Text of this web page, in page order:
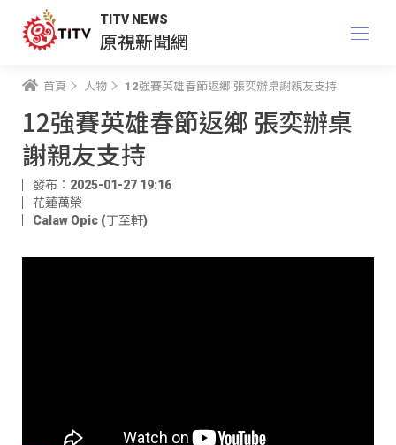
TITV NEWS
原視新聞網
首頁 人物 12強賽英雄春節返鄉 張奕辦桌謝親友支持
12強賽英雄春節返鄉 張奕辦桌
謝親友支持
發布：2025-01-27 19:16
花蓮萬榮
Calaw Opic (丁至軒)